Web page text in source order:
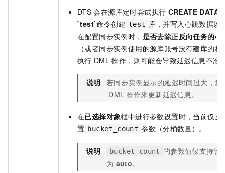
DTS 会在源库定时尝试执行 CREATE
`test`命令创建 test 库，并写入心跳数据以
在配置同步实例时， 是否去除正反向任务的心
（或者同步实例使用的源库账号没有建库的
执行 DML 操作，则可能会导致延迟信息不准
说明 若同步实例显示的延迟时间过大，
DML 操作来更新延迟信息。
在已选择对象框中进行参数设置时，当前仅支
置 bucket_count 参数（分桶数量）。
说明 bucket_count 的参数值仅支持设
为 auto。